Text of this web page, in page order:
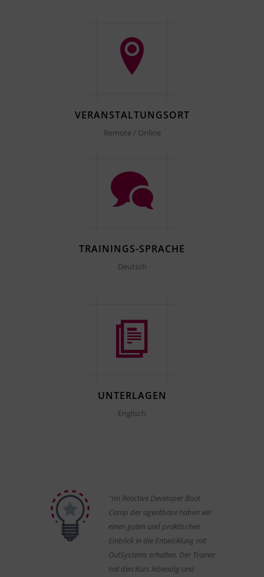
VERANSTALTUNGSORT
Remote / Online
TRAININGS-SPRACHE
Deutsch
UNTERLAGEN
Englisch
"Im Reactive Developer Boot
Camp der agentbase haben wir
einen guten und praktischen
Einblick in die Entwicklung mit
OutSystems erhalten. Der Trainer
hat den Kurs lebendig und